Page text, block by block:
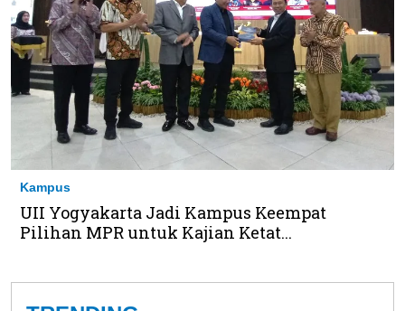
Kampus
UII Yogyakarta Jadi Kampus Keempat
Pilihan MPR untuk Kajian Ketat...